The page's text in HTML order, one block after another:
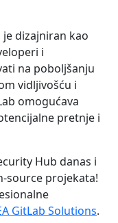
je dizajniran kao
i
na poboljšanju
vidljivošću i
omogućava
pretnje i
Hub danas i
source projekata!
GitLab Solutions.